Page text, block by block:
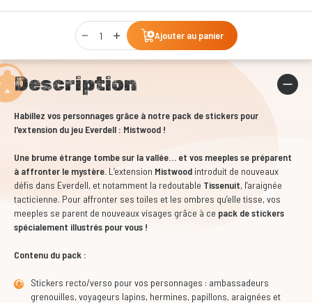
Qty
Ajouter au panier
Description
Habillez vos personnages grâce à notre pack de stickers pour
l'extension du jeu Everdell : Mistwood !
Une brume étrange tombe sur la vallée… et vos meeples se préparent
à affronter le mystère. L’extension Mistwood introduit de nouveaux
défis dans Everdell, et notamment la redoutable Tissenuit, l’araignée
tacticienne. Pour affronter ses toiles et les ombres qu’elle tisse, vos
meeples se parent de nouveaux visages grâce à ce pack de stickers
spécialement illustrés pour vous !
Contenu du pack :
Stickers recto/verso pour vos personnages : ambassadeurs
grenouilles, voyageurs lapins, hermines, papillons, araignées et